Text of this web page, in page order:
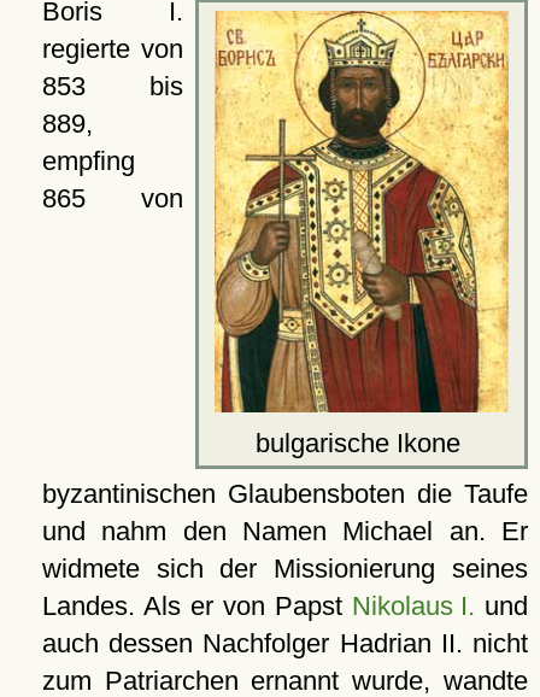
bulgarische Ikone
Boris I.
regierte von
853 bis
889,
empfing
865 von
byzantinischen Glaubensboten die Taufe
und nahm den Namen Michael an. Er
widmete sich der Missionierung seines
Landes. Als er von Papst Nikolaus I. und
auch dessen Nachfolger Hadrian II. nicht
zum Patriarchen ernannt wurde, wandte